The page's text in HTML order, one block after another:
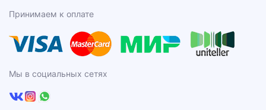
Принимаем к оплате
Мы в социальных сетях